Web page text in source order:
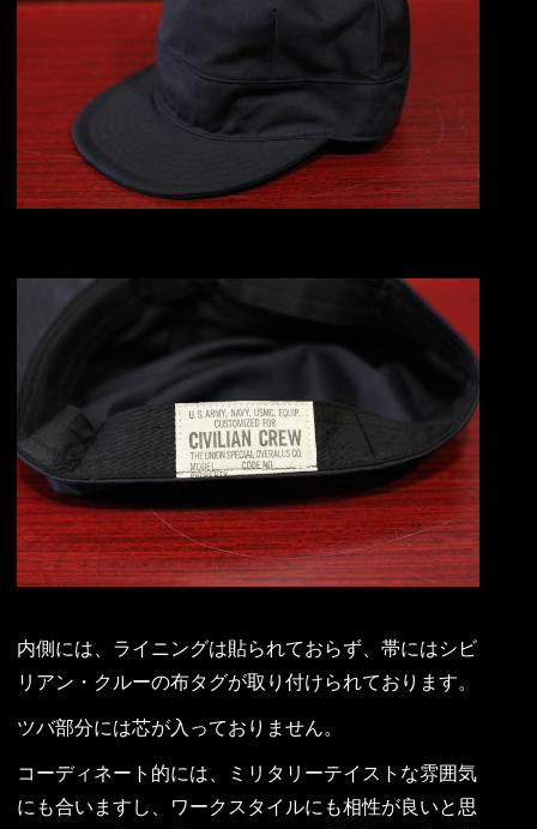
内側には、ライニングは貼られておらず、帯にはシビ
リアン・クルーの布タグが取り付けられております。
ツバ部分には芯が入っておりません。
コーディネート的には、ミリタリーテイストな雰囲気
にも合いますし、ワークスタイルにも相性が良いと思